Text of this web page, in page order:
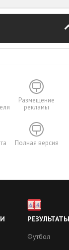
Размещение
рекламы
Полная версия
РЕЗУЛЬТАТЫ
Футбол